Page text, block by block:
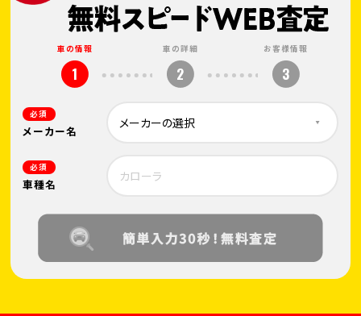
車の情報
1
車の詳細
2
お客様情報
3
必須
メーカー名
必須
車種名